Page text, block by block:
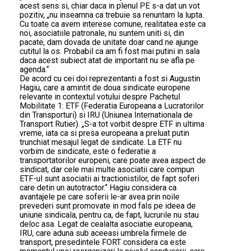
acest sens si, chiar daca in plenul PE s-a dat un vot
pozitiv, „nu inseamna ca trebuie sa renuntam la lupta.
Cu toate ca avem interese comune, realitatea este ca
noi, asociatiile patronale, nu suntem uniti si, din
pacate, dam dovada de unitate doar cand ne ajunge
cutitul la os. Probabil ca am fi fost mai putini in sala
daca acest subiect atat de important nu se afla pe
agenda.“
De acord cu cei doi reprezentanti a fost si Augustin
Hagiu, care a amintit de doua sindicate europene
relevante in contextul votului despre Pachetul
Mobilitate 1: ETF (Federatia Europeana a Lucratorilor
din Transporturi) si IRU (Uniunea Internationala de
Transport Rutier). „S-a tot vorbit despre ETF in ultima
vreme, iata ca si presa europeana a preluat putin
trunchiat mesajul legat de sindicate. La ETF nu
vorbim de sindicate, este o federatie a
transportatorilor europeni, care poate avea aspect de
sindicat, dar cele mai multe asociatii care compun
ETF-ul sunt asociatii ai tractionistilor, de fapt soferi
care detin un autotractor.“ Hagiu considera ca
avantajele pe care soferii le-ar avea prin noile
prevederi sunt promovate in mod fals pe ideea de
uniune sindicala, pentru ca, de fapt, lucrurile nu stau
deloc asa. Legat de cealalta asociatie europeana,
IRU, care aduna sub aceeasi umbrela firmele de
transport, presedintele FORT considera ca este